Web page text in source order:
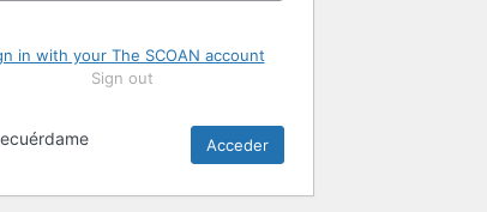
in with your The SCOAN account
Sign out